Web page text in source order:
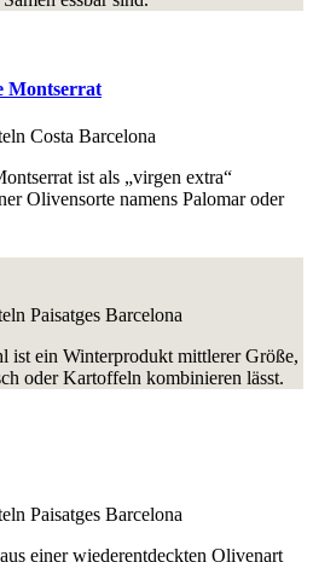
Montserrat
Costa Barcelona
ist als „virgen extra“
Olivensorte namens Palomar oder
Paisatges Barcelona
ist ein Winterprodukt mittlerer Größe,
oder Kartoffeln kombinieren lässt.
Paisatges Barcelona
einer wiederentdeckten Olivenart